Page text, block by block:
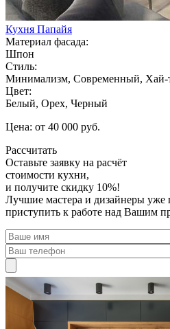
Кухня Папайя
Материал фасада:
Шпон
Стиль:
Минимализм, Современный, Хай-
Цвет:
Белый, Орех, Черный
Цена: от 40 000 руб.
Рассчитать
Оставьте заявку на расчёт
стоимости кухни,
и получите скидку 10%!
Лучшие мастера и дизайнеры уже
приступить к работе над Вашим